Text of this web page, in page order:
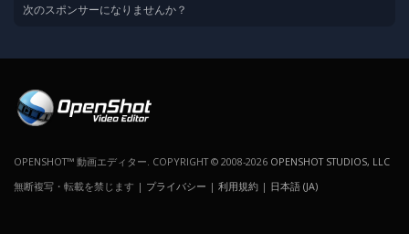
次のスポンサーになりませんか？
OPENSHOT™ 動画エディター. COPYRIGHT © 2008-2026 OPENSHOT STUDIOS, LLC
無断複写・転載を禁じます | プライバシー | 利用規約 | 日本語 (JA)